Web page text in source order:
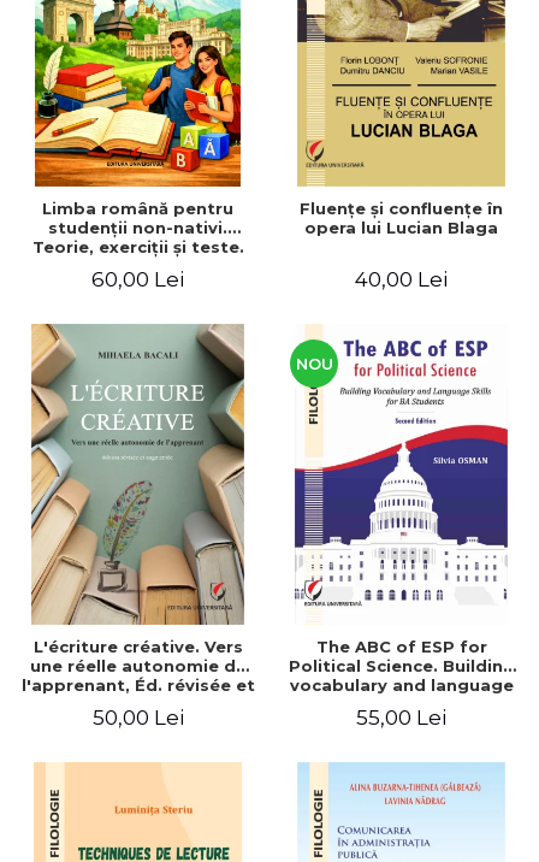
ADMINISTRATIVE
ȘTIINȚE ECONOMICE
ȘTIINȚE EXACTE
EDUCAȚIE FIZICĂ ȘI SPORT
PREUNIVERSITARIA
TIMP LIBER
ÎN CURS DE APARIȚIE
NOUTĂȚI
PACHETE DE STUDIU
ULTIMELE EXEMPLARE
Cum Cumpăr
Livrare
Politica de Retur
Formular de Retur
Distribuitori
Limba română pentru
studenţii non-nativi.
Teorie, exerciţii şi teste.
60,00 Lei
Fluenţe şi confluenţe în
opera lui Lucian Blaga
40,00 Lei
L'écriture créative. Vers
une réelle autonomie de
l'apprenant, Éd. révisée et
50,00 Lei
NOU
The ABC of ESP for
Political Science. Building
vocabulary and language
55,00 Lei